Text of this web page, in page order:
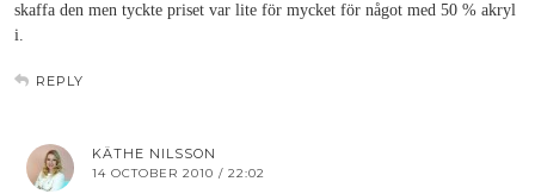
skaffa den men tyckte priset var lite för mycket för något med 50 % akryl
i.
REPLY
KÄTHE NILSSON
14 OCTOBER 2010 / 22:02